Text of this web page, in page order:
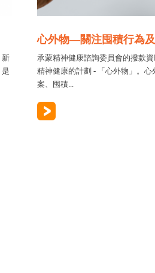
新
心外物—關注囤積行為
承蒙精神健康諮詢委員會的撥款
精神健康的計劃 - 「心外物」。
案、囤積...